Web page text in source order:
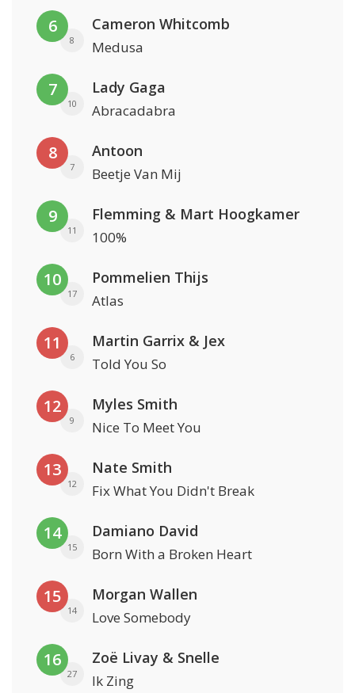
6
8
Cameron Whitcomb
Medusa
7
10
Lady Gaga
Abracadabra
8
7
Antoon
Beetje Van Mij
9
11
Flemming & Mart Hoogkamer
100%
10
17
Pommelien Thijs
Atlas
11
6
Martin Garrix & Jex
Told You So
12
9
Myles Smith
Nice To Meet You
13
12
Nate Smith
Fix What You Didn't Break
14
15
Damiano David
Born With a Broken Heart
15
14
Morgan Wallen
Love Somebody
16
27
Zoë Livay & Snelle
Ik Zing